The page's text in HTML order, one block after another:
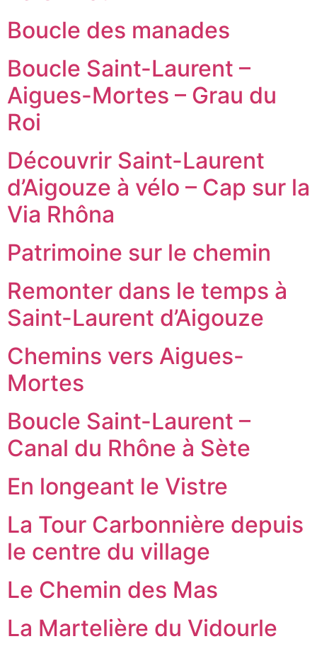
Boucle des manades
Boucle Saint-Laurent –
Aigues-Mortes – Grau du
Roi
Découvrir Saint-Laurent
d’Aigouze à vélo – Cap sur la
Via Rhôna
Patrimoine sur le chemin
Remonter dans le temps à
Saint-Laurent d’Aigouze
Chemins vers Aigues-
Mortes
Boucle Saint-Laurent –
Canal du Rhône à Sète
En longeant le Vistre
La Tour Carbonnière depuis
le centre du village
Le Chemin des Mas
La Martelière du Vidourle